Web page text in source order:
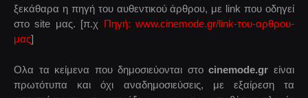
ξεκάθαρα η πηγή του αυθεντικού άρθρου, με link που οδηγεί
στο site μας. [π.χ Πηγή: www.cinemode.gr/link-του-αρθρου-
μας]
Ολα τα κείμενα που δημοσιεύονται στοcinemode.gr είναι
πρωτότυπα και όχι αναδημοσιεύσεις, με εξαίρεση τα